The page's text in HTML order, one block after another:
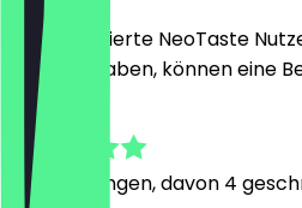
Nur registrierte NeoTaste
besucht haben, können eine
4.8
Bewertungen, davon 4